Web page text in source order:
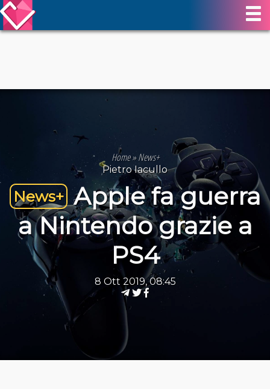
Home»News+
Pietro Iacullo
News+ Apple fa guerra
a Nintendo grazie a
PS4
8 Ott 2019, 08:45